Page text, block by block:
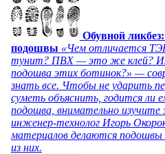
Обувной
подошвы «Чем отличается
тунит? ПВХ — это же клей? Из
подошва этих ботинок?» —
знать все. Чтобы не ударить
суметь объяснить, годится ли
подошва, внимательно
инженер-технолог Игорь
материалов делаются
из них.